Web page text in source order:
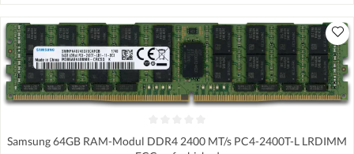
Samsung 64GB RAM-Modul DDR4 2400 MT/s PC4-2400T-L LRDIMM